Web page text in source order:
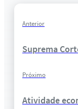
Anterior
Suprema
Próximo
Atividade